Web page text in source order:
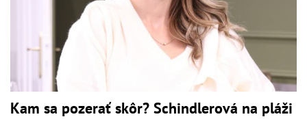
Kam sa pozerať skôr? Schindlerová na pláži